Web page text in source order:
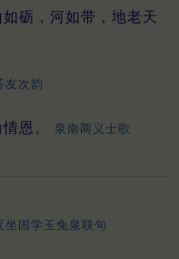
砺，河如带，地老天
友次韵
恩。
泉南两义士歌
坐国学玉兔泉联句